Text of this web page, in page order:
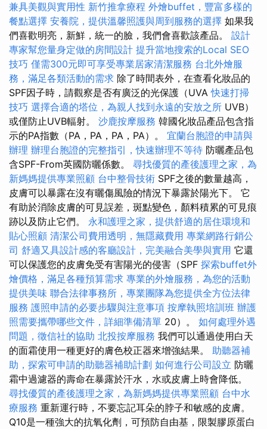
兼具美觀與實用性 新竹推拿療程 外燴buffet，豐富多樣的
餐點選擇 安養院，提供溫馨照護與周到服務的選擇 如果我
們喜歡明亮，新鮮，統一的臉，我們會喜歡該產品。 設計
專家幫您量身定做的房間設計 提升當地搜索的Local SEO
技巧 僅需300元即可享受專業居家清潔服務 台北外燴服
務，滿足各類活動的需求 除了時間表外，在查看化妝品的
SPF因子時，請觀察是否有廣泛的光保護（UVA快速打掃
技巧 選擇合適的塔位，為親人找到永遠的安放之所 UVB）
或僅防止UVB輻射。 沙鹿按摩服務 韓國化妝品產品包含指
示的PA指數（PA，PA，PA，PA）。 宜蘭台胞證的申請與
辦理 辦理台胞證的完整指引，快速辦理不等待 防曬產品包
含SPF-From英國防曬係數。 尋找優質的產後護理之家，為
新媽媽提供專業照顧 台中整骨技術 SPF之後的數量越高，
皮膚可以暴露在沒有曬傷風險的情況下暴露於陽光下。 它
有助於消除皮膚的可見誤差，斑點變色，顏料積累的可見痕
跡以及防止它們。 永和護理之家，提供舒適的居住環境和
貼心照顧 清潔公司費用透明，無隱藏費用 專業網路行銷公
司 舒適又具設計感的客廳設計，完美融合美學與實用 它還
可以保護您的皮膚免受有害陽光的侵害（SPF 探索buffet外
燴價格，滿足各種預算需求 專業的外燴服務，為您的活動
提供美味 聯合法律事務所，專業團隊為您提供全方位法律
服務 護照申請的必要步驟與注意事項 按摩執照培訓班 辦護
照需要攜帶哪些文件，詳細準備清單 20）。 如何處理外遇
問題，徵信社的協助 北投按摩服務 我們可以通過使用白天
的面霜使用一種更好的膚色校正器來增強結果。 助聽器補
助，探索可申請的助聽器補助計劃 如何進行公司設立 防曬
霜中過濾器的壽命在暴露於汗水，水或皮膚上時會降低。
尋找優質的產後護理之家，為新媽媽提供專業照顧 台中水
療服務 重新運行時，不要忘記耳朵的脖子和敏感的皮膚。
Q10是一種強大的抗氧化劑，可預防自由基，限製膠原蛋白